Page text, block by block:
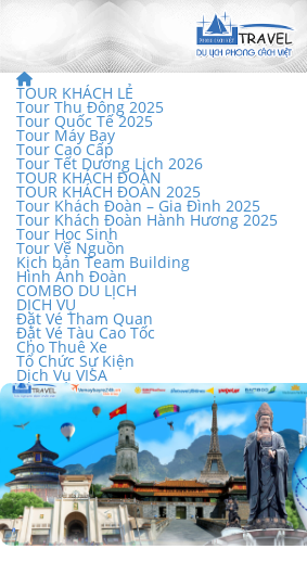
TOUR KHÁCH LẺ
Tour Thu Đông 2025
Tour Quốc Tế 2025
Tour Máy Bay
Tour Cao Cấp
Tour Tết Dương Lịch 2026
TOUR KHÁCH ĐOÀN
TOUR KHÁCH ĐOÀN 2025
Tour Khách Đoàn – Gia Đình 2025
Tour Khách Đoàn Hành Hương 2025
Tour Học Sinh
Tour Về Nguồn
Kịch bản Team Building
Hình Ảnh Đoàn
COMBO DU LỊCH
DỊCH VỤ
Đặt Vé Tham Quan
Đặt Vé Tàu Cao Tốc
Cho Thuê Xe
Tổ Chức Sự Kiện
Dịch Vụ VISA